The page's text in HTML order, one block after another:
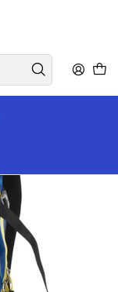
$ 400.000
Nat Geo